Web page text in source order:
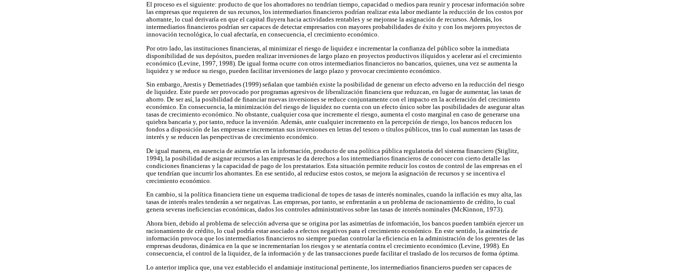
El proceso es el siguiente: producto de que los ahorradores no tendrían tiempo, capacidad o medios para reunir y procesar información sobre
las empresas que requieren de sus recursos, los intermediarios financieros podrían realizar esta labor mediante la reducción de los costos por
ahorrante, lo cual derivaría en que el capital fluyera hacia actividades rentables y se mejorase la asignación de recursos. Además, los
intermediarios financieros podrían ser capaces de detectar empresarios con mayores probabilidades de éxito y con los mejores proyectos de
innovación tecnológica, lo cual afectaría, en consecuencia, el crecimiento económico.
Por otro lado, las instituciones financieras, al minimizar el riesgo de liquidez e incrementar la confianza del público sobre la inmediata
disponibilidad de sus depósitos, pueden realizar inversiones de largo plazo en proyectos productivos ilíquidos y acelerar así el crecimiento
económico (Levine, 1997, 1998). De igual forma ocurre con otros intermediarios financieros no bancarios, quienes, una vez se aumenta la
liquidez y se reduce su riesgo, pueden facilitar inversiones de largo plazo y provocar crecimiento económico.
Sin embargo, Arestis y Demetriades (1999) señalan que también existe la posibilidad de generar un efecto adverso en la reducción del riesgo
de liquidez. Este puede ser provocado por programas agresivos de liberalización financiera que reduzcan, en lugar de aumentar, las tasas de
ahorro. De ser así, la posibilidad de financiar nuevas inversiones se reduce conjuntamente con el impacto en la aceleración del crecimiento
económico. En consecuencia, la minimización del riesgo de liquidez no cuenta con un efecto único sobre las posibilidades de asegurar altas
tasas de crecimiento económico. No obstante, cualquier cosa que incremente el riesgo, aumenta el costo marginal en caso de generarse una
quiebra bancaria y, por tanto, reduce la inversión. Además, ante cualquier incremento en la percepción de riesgo, los bancos reducen los
fondos a disposición de las empresas e incrementan sus inversiones en letras del tesoro o títulos públicos, tras lo cual aumentan las tasas de
interés y se reducen las perspectivas de crecimiento económico.
De igual manera, en ausencia de asimetrías en la información, producto de una política pública regulatoria del sistema financiero (Stiglitz,
1994), la posibilidad de asignar recursos a las empresas le da derechos a los intermediarios financieros de conocer con cierto detalle las
condiciones financieras y la capacidad de pago de los prestatarios. Esta situación permite reducir los costos de control de las empresas en el
que tendrían que incurrir los ahorrantes. En ese sentido, al reducirse estos costos, se mejora la asignación de recursos y se incentiva el
crecimiento económico.
En cambio, si la política financiera tiene un esquema tradicional de topes de tasas de interés nominales, cuando la inflación es muy alta, las
tasas de interés reales tenderán a ser negativas. Las empresas, por tanto, se enfrentarán a un problema de racionamiento de crédito, lo cual
genera severas ineficiencias económicas, dados los controles administrativos sobre las tasas de interés nominales (McKinnon, 1973).
Ahora bien, debido al problema de selección adversa que se origina por las asimetrías de información, los bancos pueden también ejercer un
racionamiento de crédito, lo cual podría estar asociado a efectos negativos para el crecimiento económico. En este sentido, la asimetría de
información provoca que los intermediarios financieros no siempre puedan controlar la eficiencia en la administración de los gerentes de las
empresas deudoras, dinámica en la que se incrementarían los riesgos y se atentaría contra el crecimiento económico (Levine, 1998). En
consecuencia, el control de la liquidez, de la información y de las transacciones puede facilitar el traslado de los recursos de forma óptima.
Lo anterior implica que, una vez establecido el andamiaje institucional pertinente, los intermediarios financieros pueden ser capaces de